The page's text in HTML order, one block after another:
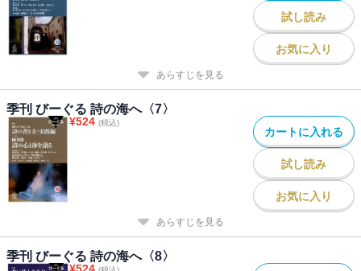
試し読み
お気に入り
あらすじを見る
季刊 びーぐる 詩の海へ〈7〉
¥524 (税込)
カートに入れる
試し読み
お気に入り
あらすじを見る
季刊 びーぐる 詩の海へ〈8〉